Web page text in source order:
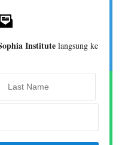
Institute langsung ke